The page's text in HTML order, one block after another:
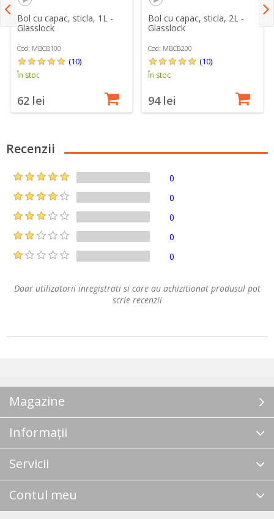
Bol cu capac, sticla, 1L -
Glasslock
Cod: MBCB100
(10)
În stoc
62 lei
Bol cu capac, sticla, 2L -
Glasslock
Cod: MBCB200
(10)
În stoc
94 lei
Recenzii
0
0
0
0
0
Doar utilizatorii inregistrati si care au achizitionat produsul pot
scrie recenzii
Magazine
Informații
Servicii
Contul meu